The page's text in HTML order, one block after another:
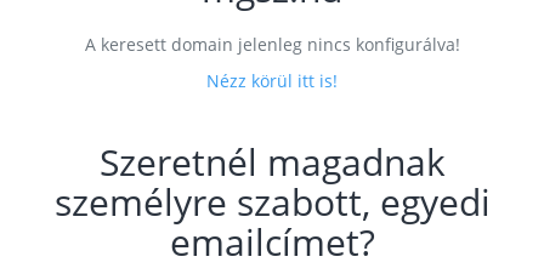
A keresett domain jelenleg nincs konfigurálva!
Nézz körül itt is!
Szeretnél magadnak
személyre szabott, egyedi
emailcímet?